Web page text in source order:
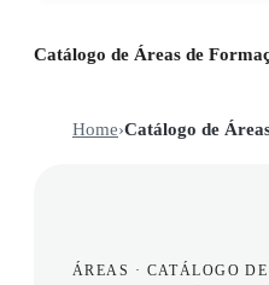
Catálogo de Áreas de
Home›Catálogo de
ÁREAS · CATÁLOGO